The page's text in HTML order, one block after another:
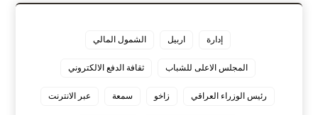
إدارة اربيل الشمول المالي
المجلس الاعلى للشباب ثقافة الدفع الالكتروني
رئيس الوزراء العراقي زاخو سمعة عبر الانترنت